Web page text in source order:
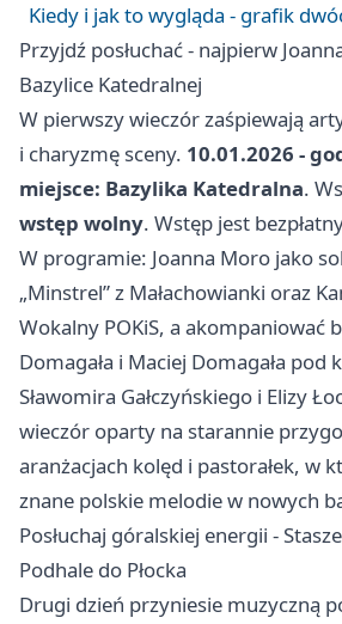
Kiedy i jak to wygląda - grafik
Przyjdź posłuchać - najpierw
Bazylice Katedralnej
W pierwszy wieczór zaśpiewają
i charyzmę sceny. 10.01.2026 -
miejsce: Bazylika Katedralna.
wstęp wolny. Wstęp jest
W programie: Joanna Moro jako
„Minstrel” z Małachowianki oraz
Wokalny POKiS, a akompaniować
Domagała i Maciej Domagała pod
Sławomira Gałczyńskiego i Elizy
wieczór oparty na starannie
aranżacjach kolęd i pastorałek, w
znane polskie melodie w nowych
Posłuchaj góralskiej energii -
Podhale do Płocka
Drugi dzień przyniesie muzyczną